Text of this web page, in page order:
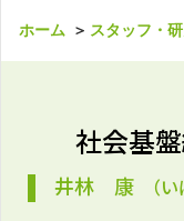
ホーム ＞ スタッフ・
社会基
井林 康 （